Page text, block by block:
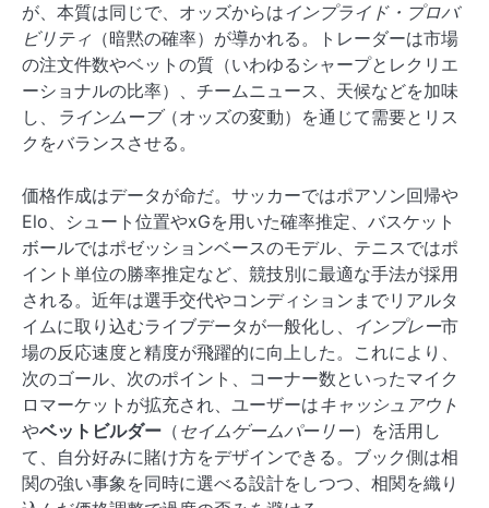
が、本質は同じで、オッズからはインプライド・プロバ
ビリティ （暗黙の確率）が導かれる。トレーダーは市場
の注文件数やベットの質（いわゆるシャープとレクリエ
ーショナルの比率）、チームニュース、天候などを加味
し、
ラインムーブ（オッズの変動）を通じて需要とリス
クをバランスさせる。
価格作成はデータが命だ。サッカーではポアソン回帰や
Elo、シュート位置やxGを用いた確率推定、バスケット
ボールではポゼッションベースのモデル、テニスではポ
イント単位の勝率推定など、競技別に最適な手法が採用
される。近年は選手交代やコンディションまでリアルタ
イムに取り込むライブデータが一般化し、 インプレー市
場の反応速度と精度が飛躍的に向上した。これにより、
次のゴール、次のポイント、コーナー数といったマイク
ロマーケットが拡充され、ユーザーはキャッシュアウト
やベットビルダー （ セイムゲームパーリー）を活用し
て、自分好みに賭け方をデザインできる。ブック側は相
関の強い事象を同時に選べる設計をしつつ、相関を織り